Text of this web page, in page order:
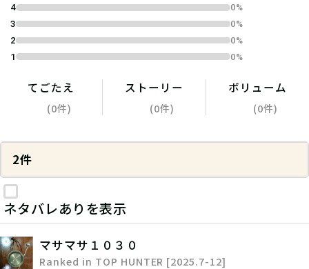
4
0%
3
0%
2
0%
1
0%
てごたえ
(0件)
ストーリー
(0件)
ボリューム
(0件)
2件
ネタバレありを表示
マサマサ１０３０
Ranked in TOP HUNTER [2025.7-12]